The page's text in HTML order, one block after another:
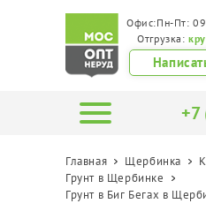
Офис:Пн-Пт:
Отгрузка:
+7
Главная Щербинка
Грунт в Щербинке
Грунт в Биг Бегах в